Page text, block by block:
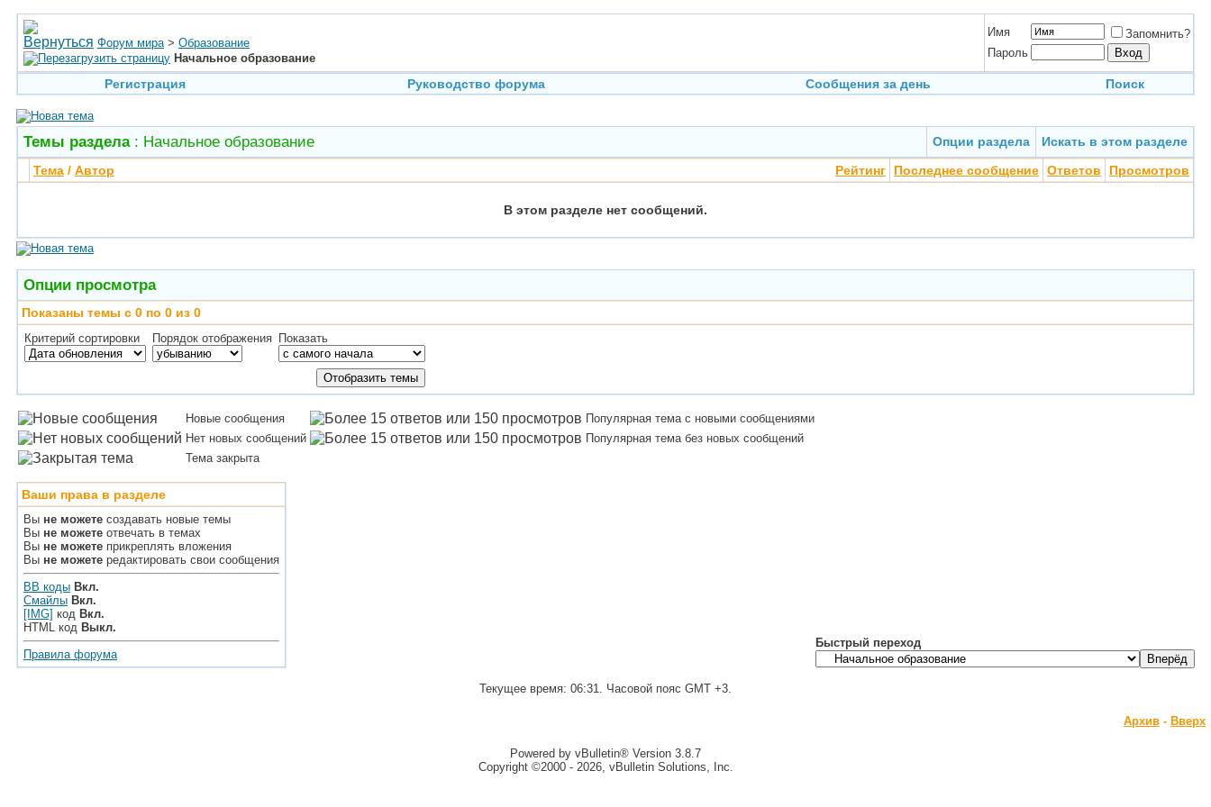
Форум мира > Образование
Начальное образование
Имя
Запомнить?
Пароль
Регистрация Руководство форума Сообщения за день Поиск
Темы раздела: Начальное образование Опции раздела
Искать в этом разделе
Рейтинг
Тема / Автор Последнее сообщение Ответов Просмотров
В этом разделе нет сообщений.
Опции просмотра
Показаны темы с 0 по 0 из 0
Критерий сортировки Порядок отображения Показать
Новые сообщения
Популярная тема с новыми сообщениями
Нет новых сообщений
Популярная тема без новых сообщений
Тема закрыта
Ваши права в разделе
Вы не можете создавать новые темы
Вы не можете отвечать в темах
Вы не можете прикреплять вложения
Вы не можете редактировать свои сообщения
BB коды Вкл.
Смайлы Вкл.
[IMG] код Вкл.
HTML код Выкл.
Правила форума
Быстрый переход
Текущее время: 06:31. Часовой пояс GMT +3.
Архив - Вверх
Powered by vBulletin® Version 3.8.7
Copyright ©2000 - 2026, vBulletin Solutions, Inc.